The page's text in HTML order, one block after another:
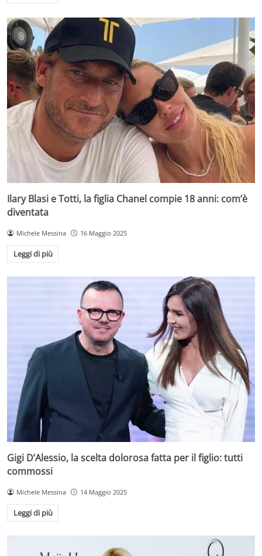
Ilary Blasi e Totti, la figlia Chanel compie 18 anni: com’è
diventata
Michele Messina 16 Maggio 2025
Leggi di più
Gigi D’Alessio, la scelta dolorosa fatta per il figlio: tutti
commossi
Michele Messina 14 Maggio 2025
Leggi di più